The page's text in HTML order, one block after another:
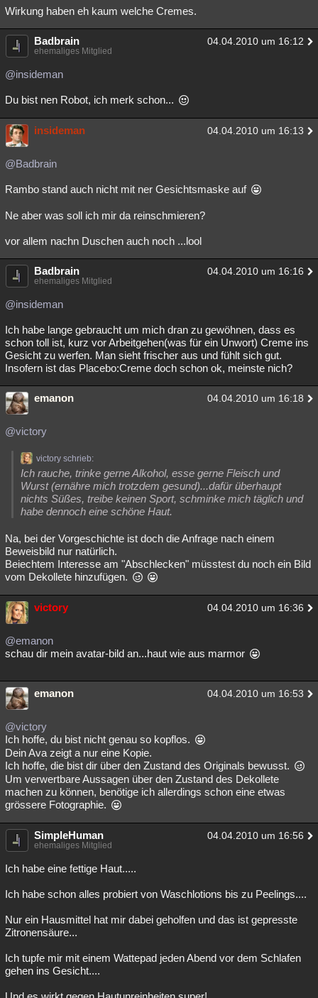
Wirkung haben eh kaum welche Cremes.
Badbrain 04.04.2010 um 16:12
ehemaliges Mitglied
@insideman
Du bist nen Robot, ich merk schon...
insideman 04.04.2010 um 16:13
@Badbrain
Rambo stand auch nicht mit ner Gesichtsmaske auf
Ne aber was soll ich mir da reinschmieren?
vor allem nachn Duschen auch noch ...lool
Badbrain 04.04.2010 um 16:16
ehemaliges Mitglied
@insideman
Ich habe lange gebraucht um mich dran zu gewöhnen, dass es
schon toll ist, kurz vor Arbeitgehen(was für ein Unwort) Creme ins
Gesicht zu werfen. Man sieht frischer aus und fühlt sich gut.
Insofern ist das Placebo:Creme doch schon ok, meinste nich?
emanon 04.04.2010 um 16:18
@victory
victory schrieb:
Ich rauche, trinke gerne Alkohol, esse gerne Fleisch und
Wurst (ernähre mich trotzdem gesund)...dafür überhaupt
nichts Süßes, treibe keinen Sport, schminke mich täglich und
habe dennoch eine schöne Haut.
Na, bei der Vorgeschichte ist doch die Anfrage nach einem
Beweisbild nur natürlich.
Beiechtem Interesse am "Abschlecken" müsstest du noch ein Bild
vom Dekollete hinzufügen.
victory 04.04.2010 um 16:36
@emanon
schau dir mein avatar-bild an...haut wie aus marmor
emanon 04.04.2010 um 16:53
@victory
Ich hoffe, du bist nicht genau so kopflos.
Dein Ava zeigt a nur eine Kopie.
Ich hoffe, die bist dir über den Zustand des Originals bewusst.
Um verwertbare Aussagen über den Zustand des Dekollete
machen zu können, benötige ich allerdings schon eine etwas
grössere Fotographie.
SimpleHuman 04.04.2010 um 16:56
ehemaliges Mitglied
Ich habe eine fettige Haut.....
Ich habe schon alles probiert von Waschlotions bis zu Peelings....
Nur ein Hausmittel hat mir dabei geholfen und das ist gepresste
Zitronensäure...
Ich tupfe mir mit einem Wattepad jeden Abend vor dem Schlafen
gehen ins Gesicht....